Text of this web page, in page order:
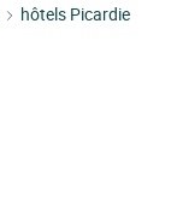
hôtels Picardie